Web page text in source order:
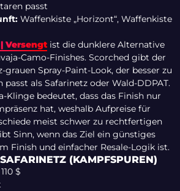
passt
Waffenkiste „Horizont“, Waffenkiste
Versengt ist die dunklere Alternative
Camo-Finishes. Scorched gibt der
grauen Spray-Paint-Look, der besser zu
als Safarinetz oder Wald-DDPAT.
Klinge bedeutet, dass das Finish nur
hat, weshalb Aufpreise für
meist schwer zu rechtfertigen
Sinn, wenn das Ziel ein günstiges
Finish und einfacher Resale-Logik ist.
(KAMPFSPUREN)
$